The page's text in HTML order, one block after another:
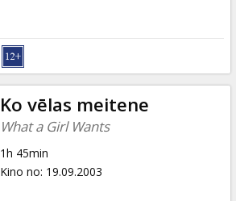
Ko vēlas meitene
What a Girl Wants
1h 45min
Kino no: 19.09.2003